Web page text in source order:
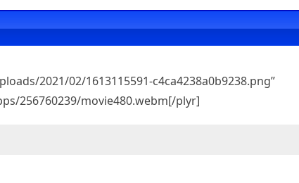
2021/02/1613115591-c4ca4238a0b9238.png”
256760239/movie480.webm[/plyr]